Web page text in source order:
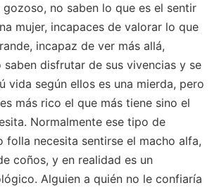
no saben lo que es el sentir
mujer, incapaces de valorar lo que
incapaz de ver más allá,
saben disfrutar de sus vivencias y se
vida según ellos es una mierda, pero
más rico el que más tiene sino el
Normalmente ese tipo de
folla necesita sentirse el macho alfa,
coños, y en realidad es un
Alguien a quién no le confiaría